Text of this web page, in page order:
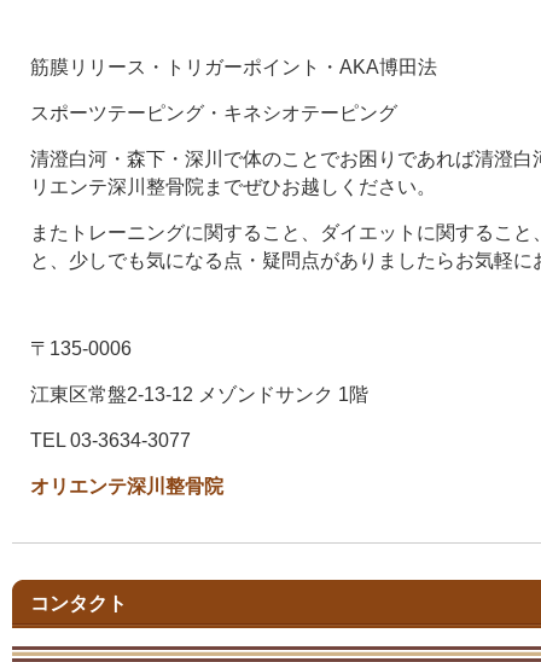
筋膜リリース・トリガーポイント・AKA博田法
スポーツテーピング・キネシオテーピング
清澄白河・森下・深川で体のことでお困りであれば清澄
リエンテ深川整骨院までぜひお越しください。
またトレーニングに関すること、ダイエットに関するこ
と、少しでも気になる点・疑問点がありましたらお気軽に
〒135-0006
江東区常盤2-13-12 メゾンドサンク 1階
TEL 03-3634-3077
オリエンテ深川整骨院
コンタクト